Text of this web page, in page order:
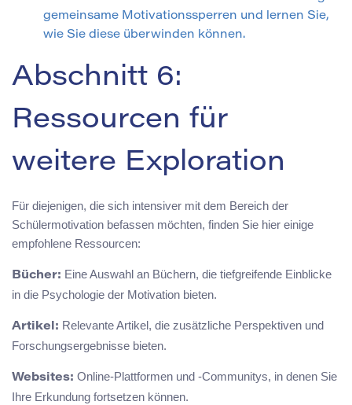
gemeinsame Motivationssperren und lernen Sie,
wie Sie diese überwinden können.
Abschnitt 6:
Ressourcen für
weitere Exploration
Für diejenigen, die sich intensiver mit dem Bereich der
Schülermotivation befassen möchten, finden Sie hier einige
empfohlene Ressourcen:
Bücher: Eine Auswahl an Büchern, die tiefgreifende Einblicke
in die Psychologie der Motivation bieten.
Artikel: Relevante Artikel, die zusätzliche Perspektiven und
Forschungsergebnisse bieten.
Websites: Online-Plattformen und -Communitys, in denen Sie
Ihre Erkundung fortsetzen können.